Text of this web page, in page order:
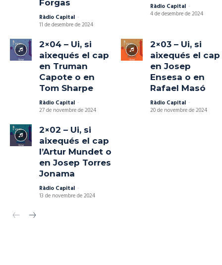
Forgas
Ràdio Capital -
11 de desembre de 2024
Ràdio Capital -
4 de desembre de 2024
2×04 – Ui, si
aixequés el cap
en Truman
Capote o en
Tom Sharpe
Ràdio Capital -
27 de novembre de 2024
2×03 – Ui, si
aixequés el cap
en Josep
Ensesa o en
Rafael Masó
Ràdio Capital -
20 de novembre de 2024
2×02 – Ui, si
aixequés el cap
l’Artur Mundet o
en Josep Torres
Jonama
Ràdio Capital -
13 de novembre de 2024